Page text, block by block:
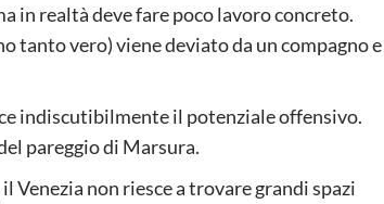
in realtà deve fare poco lavoro concreto.
tanto vero) viene deviato da un compagno e
indiscutibilmente il potenziale offensivo.
pareggio di Marsura.
Venezia non riesce a trovare grandi spazi